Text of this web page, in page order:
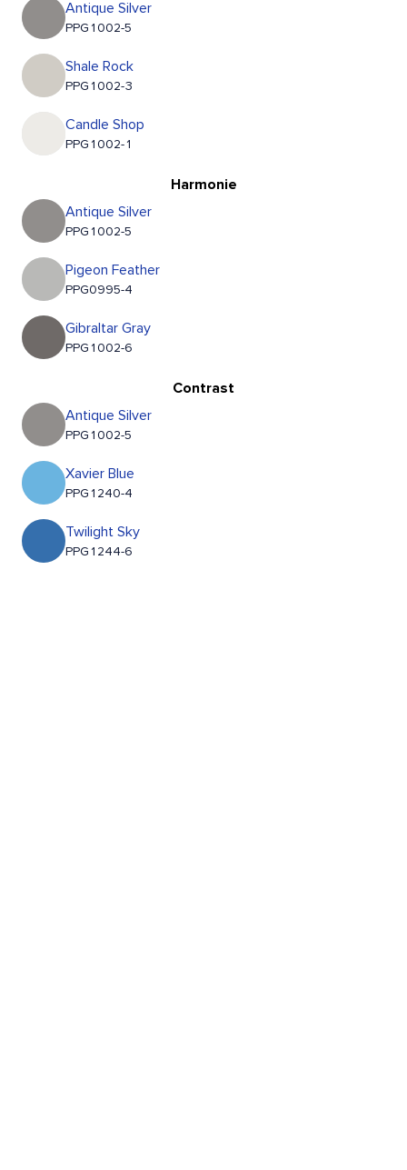
Antique Silver
PPG1002-5
Shale Rock
PPG1002-3
Candle Shop
PPG1002-1
Harmonie
Antique Silver
PPG1002-5
Pigeon Feather
PPG0995-4
Gibraltar Gray
PPG1002-6
Contrast
Antique Silver
PPG1002-5
Xavier Blue
PPG1240-4
Twilight Sky
PPG1244-6